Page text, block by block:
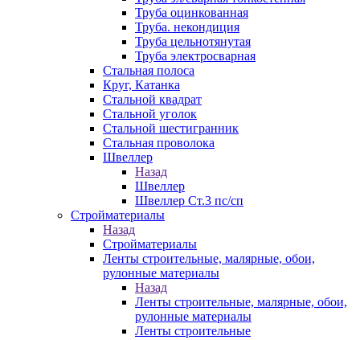
Труба оцинкованная
Труба. некондиция
Труба цельнотянутая
Труба электросварная
Стальная полоса
Круг, Катанка
Стальной квадрат
Стальной уголок
Стальной шестигранник
Стальная проволока
Швеллер
Назад
Швеллер
Швеллер Ст.3 пс/сп
Стройматериалы
Назад
Стройматериалы
Ленты строительные, малярные, обои,
рулонные материалы
Назад
Ленты строительные, малярные, обои,
рулонные материалы
Ленты строительные